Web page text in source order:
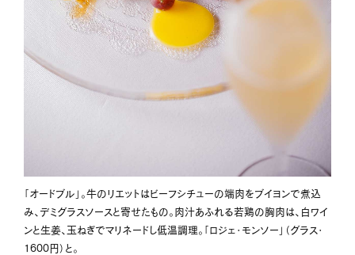
「オードブル」。牛のリエットはビーフシチューの端肉をブイヨンで煮込
み、デミグラスソースと寄せたもの。肉汁あふれる若鶏の胸肉は、白ワイ
ンと生姜、玉ねぎでマリネードし低温調理。「ロジェ・モンソー」（グラス・
1600円）と。